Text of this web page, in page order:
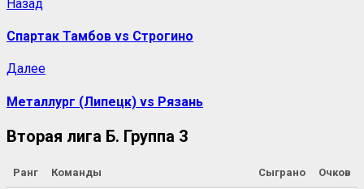
Назад
Спартак Тамбов vs Строгино
Далее
Металлург (Липецк) vs Рязань
Вторая лига Б. Группа 3
Ранг Команды Сыграно Очков